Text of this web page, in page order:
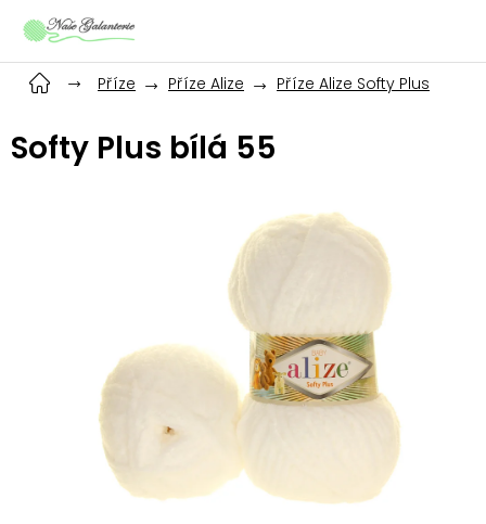
Příze
Příze Alize Příze Alize Softy Plus
Softy Plus bílá 55